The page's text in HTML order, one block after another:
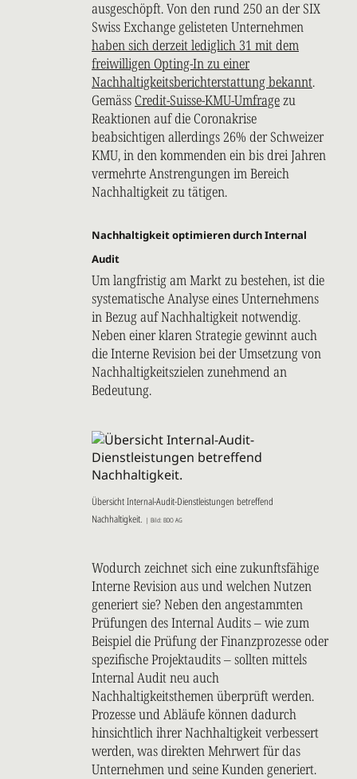
ausgeschöpft. Von den rund 250 an der SIX
Swiss Exchange gelisteten Unternehmen
haben sich derzeit lediglich 31 mit dem
freiwilligen Opting-In zu einer
Nachhaltigkeitsberichterstattung bekannt.
GemässCredit-Suisse-KMU-Umfragezu
Reaktionen auf die Coronakrise
beabsichtigen allerdings 26% der Schweizer
KMU, in den kommenden ein bis drei Jahren
vermehrte Anstrengungen im Bereich
Nachhaltigkeit zu tätigen.
Nachhaltigkeit optimieren durch Internal
Audit
Um langfristig am Markt zu bestehen, ist die
systematische Analyse eines Unternehmens
in Bezug auf Nachhaltigkeit notwendig.
Neben einer klaren Strategie gewinnt auch
die Interne Revision bei der Umsetzung von
Nachhaltigkeitszielen zunehmend an
Bedeutung.
Übersicht Internal-Audit-Dienstleistungen betreffend
Nachhaltigkeit. | Bild: BDO AG
Wodurch zeichnet sich eine zukunftsfähige
Interne Revision aus und welchen Nutzen
generiert sie? Neben den angestammten
Prüfungen des Internal Audits – wie zum
Beispiel die Prüfung der Finanzprozesse oder
spezifische Projektaudits – sollten mittels
Internal Audit neu auch
Nachhaltigkeitsthemen überprüft werden.
Prozesse und Abläufe können dadurch
hinsichtlich ihrer Nachhaltigkeit verbessert
werden, was direkten Mehrwert für das
Unternehmen und seine Kunden generiert.